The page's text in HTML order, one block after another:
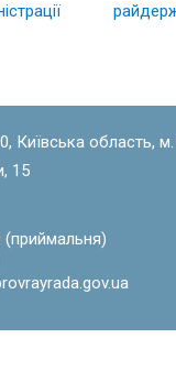
Київська область,
15